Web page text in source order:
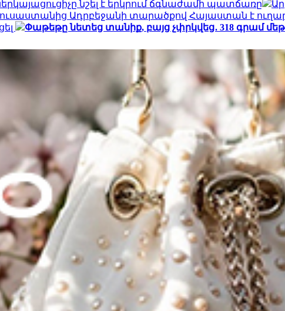
նշել է երկրում ճգնաժամի պատճառը
Ադրբեջանի տարածքով Հայաստան է
Փաթեթը նետեց տանիք, բայց չփրկվեց․ 318 գրամ